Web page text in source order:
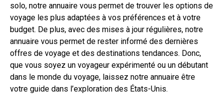
solo, notre annuaire vous permet de trouver les options de
voyage les plus adaptées à vos préférences et à votre
budget. De plus, avec des mises à jour régulières, notre
annuaire vous permet de rester informé des dernières
offres de voyage et des destinations tendances. Donc,
que vous soyez un voyageur expérimenté ou un débutant
dans le monde du voyage, laissez notre annuaire être
votre guide dans l’exploration des États-Unis.